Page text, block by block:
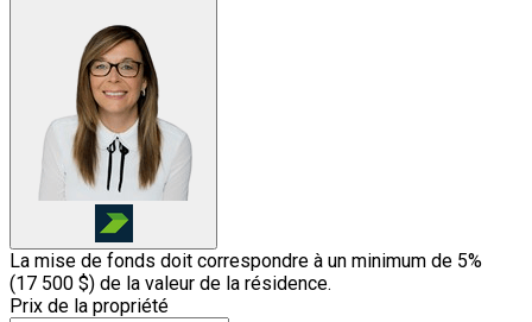
La mise de fonds doit correspondre à un minimum de 5%
(17 500 $) de la valeur de la résidence.
Prix de la propriété